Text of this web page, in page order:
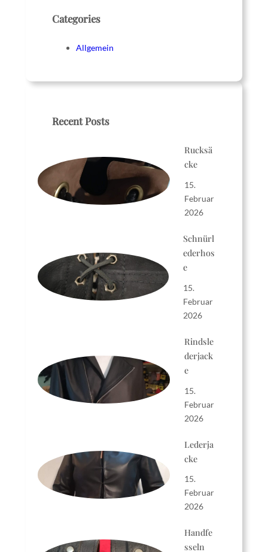
Categories
Allgemein
Recent Posts
Rucksä
cke
15.
Februar
2026
Schnürl
ederhos
e
15.
Februar
2026
Rindsle
derjack
e
15.
Februar
2026
Lederja
cke
15.
Februar
2026
Handfe
sseln